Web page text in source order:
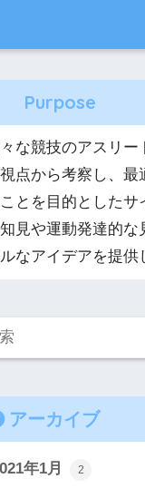
な競技のアスリー
点から考察し、最
とを目的とした
見や運動発達的
なアイデアを提供
アーカイブ
年1月 2